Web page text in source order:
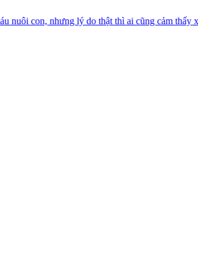
lý do thật thì ai cũng cảm thấy xao xuyến Top